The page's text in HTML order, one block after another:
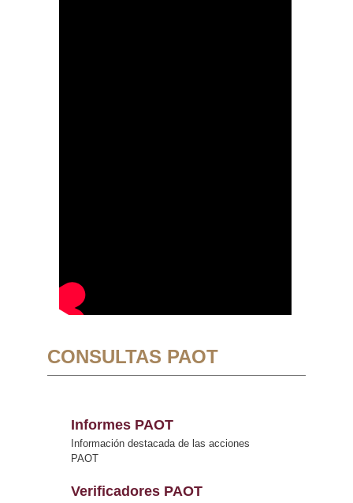
CONSULTAS PAOT
Informes PAOT
Información destacada de las acciones
PAOT
Verificadores PAOT